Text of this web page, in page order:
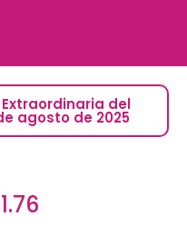
del
agosto de 2025